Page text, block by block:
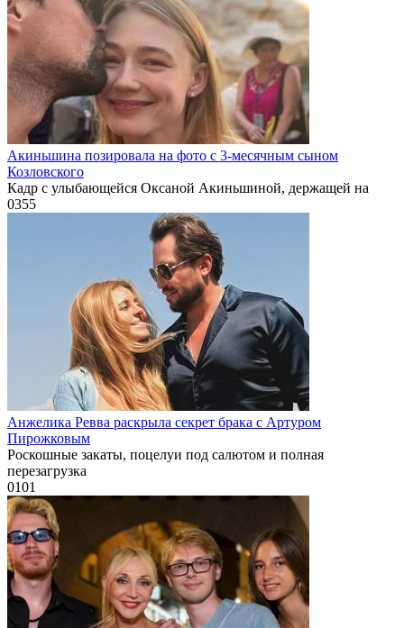
Акиньшина позировала на фото с 3-месячным сыном
Козловского
Кадр с улыбающейся Оксаной Акиньшиной, держащей на
0355
Анжелика Ревва раскрыла секрет брака с Артуром
Пирожковым
Роскошные закаты, поцелуи под салютом и полная
перезагрузка
0101